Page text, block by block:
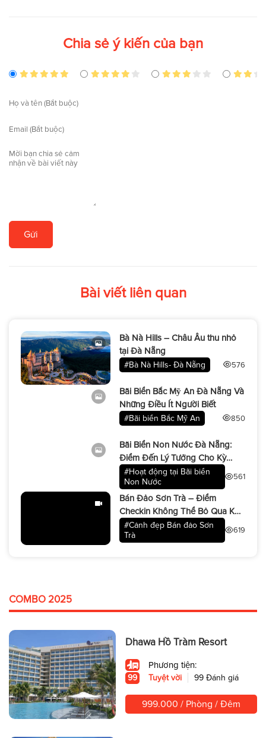
Chia sẻ ý kiến của bạn
Gửi
Bài viết liên quan
Bà Nà Hills – Châu Âu thu nhỏ
tại Đà Nẵng
#Bà Nà Hills- Đà Nẵng 576
Bãi Biển Bắc Mỹ An Đà Nẵng Và
Những Điều Ít Người Biết
#Bãi biển Bắc Mỹ An 850
Bãi Biển Non Nước Đà Nẵng:
Điểm Đến Lý Tưởng Cho Kỳ
Nghỉ Thư Giãn
#Hoạt động tại Bãi biển
Non Nước
561
Bán Đảo Sơn Trà – Điểm
Checkin Không Thể Bỏ Qua Khi
Du Lịch Đà Nẵng
#Cảnh đẹp Bán đảo Sơn
Trà
619
COMBO 2025
Dhawa Hồ Tràm Resort
Phương tiện:
99 Tuyệt vời 99 Đánh giá
999.000 / Phòng / Đêm